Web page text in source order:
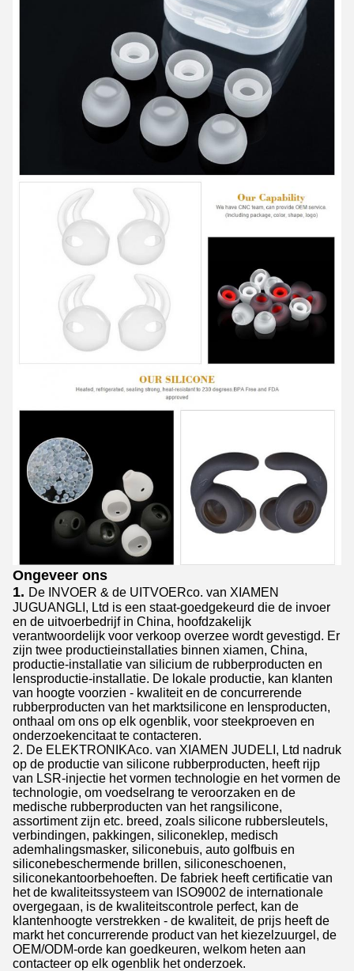
Ongeveer ons
1. De INVOER & de UITVOERco. van XIAMEN
JUGUANGLI, Ltd is een staat-goedgekeurd die de invoer
en de uitvoerbedrijf in China, hoofdzakelijk
verantwoordelijk voor verkoop overzee wordt gevestigd. Er
zijn twee productieinstallaties binnen xiamen, China,
productie-installatie van silicium de rubberproducten en
lensproductie-installatie. De lokale productie, kan klanten
van hoogte voorzien - kwaliteit en de concurrerende
rubberproducten van het marktsilicone en lensproducten,
onthaal om ons op elk ogenblik, voor steekproeven en
onderzoekencitaat te contacteren.
2. De ELEKTRONIKAco. van XIAMEN JUDELI, Ltd nadruk
op de productie van silicone rubberproducten, heeft rijp
van LSR-injectie het vormen technologie en het vormen de
technologie, om voedselrang te veroorzaken en de
medische rubberproducten van het rangsilicone,
assortiment zijn etc. breed, zoals silicone rubbersleutels,
verbindingen, pakkingen, siliconeklep, medisch
ademhalingsmasker, siliconebuis, auto golfbuis en
siliconebeschermende brillen, siliconeschoenen,
siliconekantoorbehoeften. De fabriek heeft certificatie van
het de kwaliteitssysteem van ISO9002 de internationale
overgegaan, is de kwaliteitscontrole perfect, kan de
klantenhoogte verstrekken - de kwaliteit, de prijs heeft de
markt het concurrerende product van het kiezelzuurgel, de
OEM/ODM-orde kan goedkeuren, welkom heten aan
contacteer op elk ogenblik het onderzoek.